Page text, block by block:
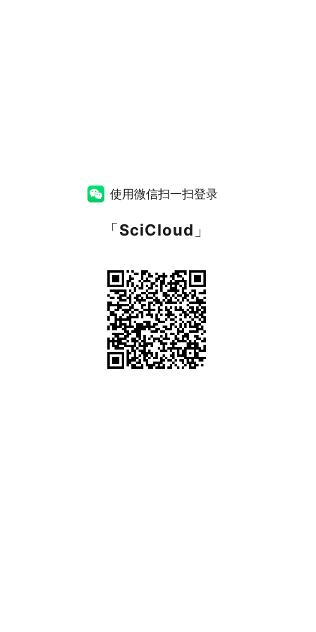
使用微信扫一扫登录
「SciCloud 」